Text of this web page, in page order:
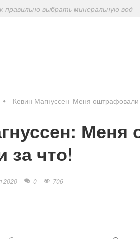
правильно выбрать минеральную вод
орехи самые полезные: диетологи
Кевин Магнуссен: Меня оштрафовали
Меня
за что!
2020 0 706